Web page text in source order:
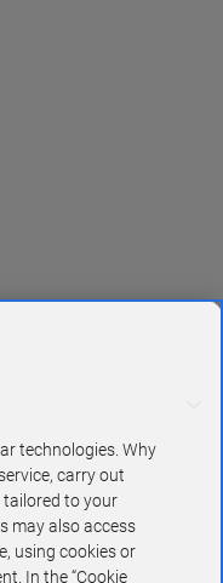
technologies. Why
carry out
to your
may also access
using cookies or
In the “Cookie